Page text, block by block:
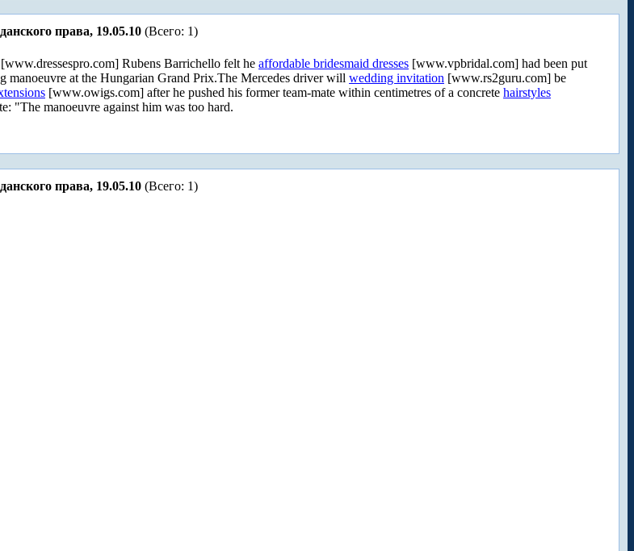
права, 19.05.10 (Всего: 1)
[www.dressespro.com] Rubens Barrichello felt he affordable bridesmaid dresses [www.vpbridal.com] had been put
at the Hungarian Grand Prix.The Mercedes driver will wedding invitation [www.rs2guru.com] be
[www.owigs.com] after he pushed his former team-mate within centimetres of a concrete hairstyles
"The manoeuvre against him was too hard.
права, 19.05.10 (Всего: 1)